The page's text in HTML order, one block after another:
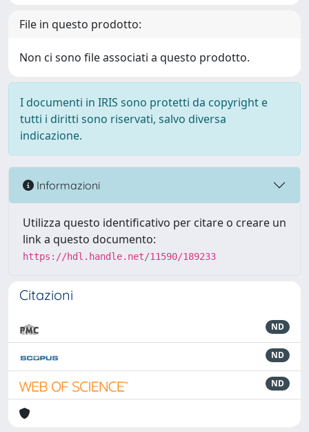
File in questo prodotto:
Non ci sono file associati a questo prodotto.
I documenti in IRIS sono protetti da copyright e
tutti i diritti sono riservati, salvo diversa
indicazione.
Informazioni
Utilizza questo identificativo per citare o creare un
link a questo documento:
https://hdl.handle.net/11590/189233
Citazioni
ND
ND
ND